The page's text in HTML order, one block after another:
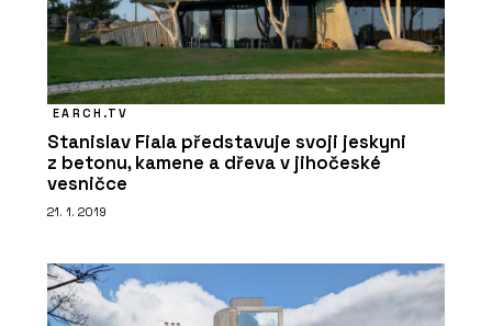
EARCH.TV
Stanislav Fiala představuje svoji jeskyni
z betonu, kamene a dřeva v jihočeské
vesničce
21. 1. 2019